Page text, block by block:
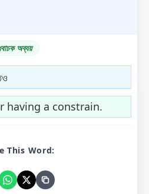
অব্যয়
having a constrain.
This Word: